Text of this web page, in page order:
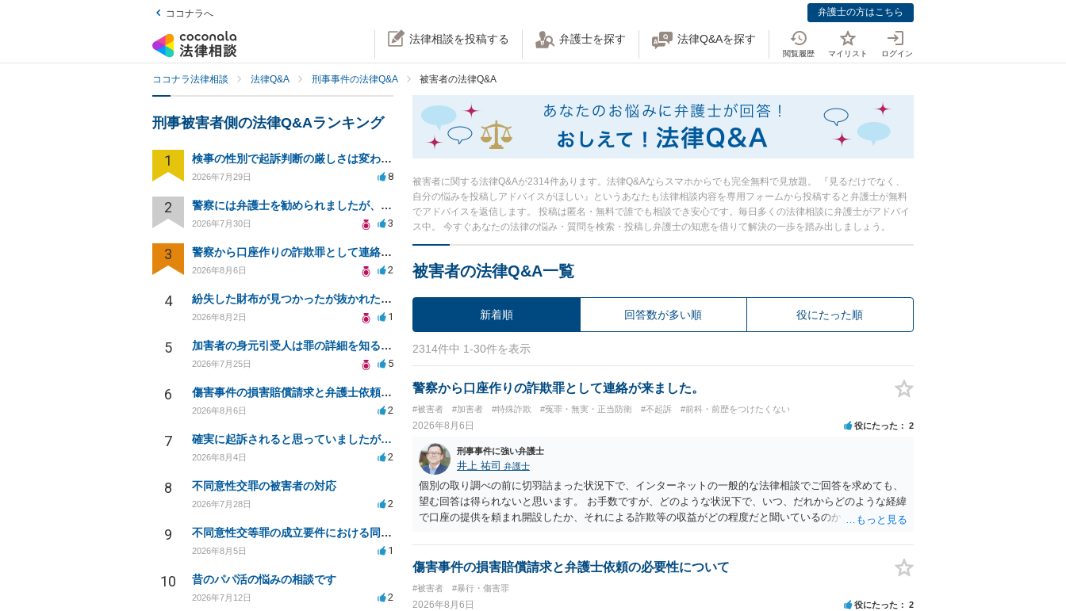
ココナラへ 弁護士の方はこちら
法律相談を投稿する 弁護士を探す 法律Q&Aを探す
閲覧履歴 マイリスト ログイン
ココナラ法律相談 法律Q&A 刑事事件の法律Q&A 被害者の法律Q&A
被害者に関する法律Q&Aが2314件あります。法律Q&Aならスマホからでも完全無料で見放題。 『見るだけでなく、
自分の悩みを投稿しアドバイスがほしい』というあなたも法律相談内容を専用フォームから投稿すると弁護士が無料
でアドバイスを返信します。 投稿は匿名・無料で誰でも相談でき安心です。毎日多くの法律相談に弁護士がアドバイ
ス中。 今すぐあなたの法律の悩み・質問を検索・投稿し弁護士の知恵を借りて解決の一歩を踏み出しましょう。
被害者の法律Q&A一覧
新着順 回答数が多い順 役にたった順
2314件中 1-30件を表示
警察から口座作りの詐欺罪として連絡が来ました。
#被害者 #加害者 #特殊詐欺 #冤罪・無実・正当防衛 #不起訴 #前科・前歴をつけたくない
2026年8月6日 役にたった 2
刑事事件に強い弁護士
井上 祐司 弁護士
個別の取り調べの前に切羽詰まった状況下で、インターネットの一般的な法律相談でご回答を求めても、
望む回答は得られないと思います。 お手数ですが、どのような状況下で、いつ、だれからどのような経緯
で口座の提供を頼まれ開設したか、それによる詐欺等の収益がどの程度だと聞いているのかということに
でいえば、任意取り調べの場合、ＩＣレコーダーを持参して取り調べ内容を録音することは必須だと考え
ます。
傷害事件の損害賠償請求と弁護士依頼の必要性について
#被害者 #暴行・傷害罪
2026年8月6日 役にたった 2
刑事被害者側の法律Q&Aランキング
1 検事の性別で起訴判断の厳しさは変わるのか知りたい
2026年7月29日 8
2 警察には弁護士を勧められましたが、費用対効果で依頼をすることを躊躇しています。
2026年7月30日 3
3 警察から口座作りの詐欺罪として連絡が来ました。
2026年8月6日 2
4 紛失した財布が見つかったが抜かれた現金について
2026年8月2日 1
5 加害者の身元引受人は罪の詳細を知ることができるか？
2026年7月25日 5
6 傷害事件の損害賠償請求と弁護士依頼の必要性について
2026年8月6日 2
7 確実に起訴されると思っていましたが…
2026年8月4日 2
8 不同意性交罪の被害者の対応
2026年7月28日 2
9 不同意性交等罪の成立要件における同意とアルコールの影響
2026年8月5日 1
10 昔のパパ活の悩みの相談です
2026年7月12日 2